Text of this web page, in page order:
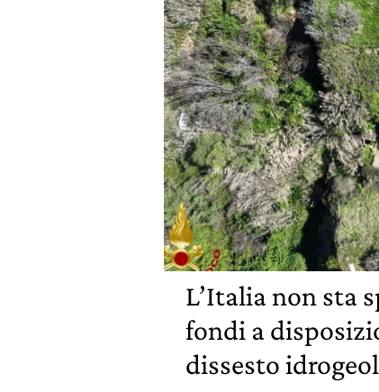
L’Italia non sta
fondi a
dissesto